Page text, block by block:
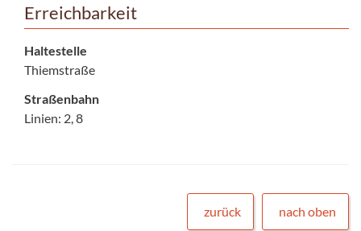
Erreichbarkeit
Haltestelle
Thiemstraße
Straßenbahn
Linien: 2, 8
zurück nach oben